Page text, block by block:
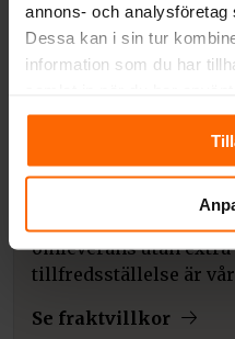
annons- och
Dessa kan i sin tur
information som du har
kreditbedömning...
Läs mer om oss på UC
Säker
Vid en eventuell
att täcka kostnaden
omleverans utan
tillfredsställelse är
Se fraktvillkor